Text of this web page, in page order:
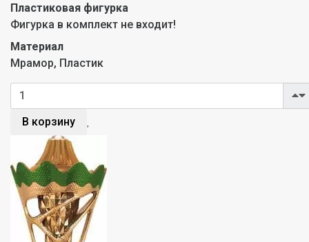
Пластиковая фигурка
Фигурка в комплект не входит!
Материал
Мрамор, Пластик
В корзину